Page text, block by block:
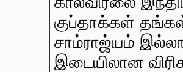
குப்தாக்கள்
சாம்ராஜ்யம்
இடையிலான